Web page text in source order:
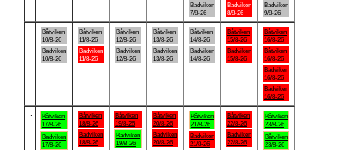
Badviken
7/8-26
Badviken
8/8-26
Badviken
9/8-26
Båtviken
10/8-26
Badviken
10/8-26
Båtviken
11/8-26
Badviken
11/8-26
Båtviken
12/8-26
Badviken
12/8-26
Båtviken
13/8-26
Badviken
13/8-26
Båtviken
14/8-26
Badviken
14/8-26
Båtviken
15/8-26
Badviken
15/8-26
Båtviken
16/8-26
Båtviken
16/8-26
Badviken
16/8-26
Badviken
16/8-26
Båtviken
17/8-26
Badviken
17/8-26
Båtviken
18/8-26
Badviken
18/8-26
Båtviken
19/8-26
Badviken
19/8-26
Båtviken
20/8-26
Badviken
20/8-26
Båtviken
21/8-26
Badviken
21/8-26
Båtviken
22/8-26
Badviken
22/8-26
Båtviken
23/8-26
Båtviken
23/8-26